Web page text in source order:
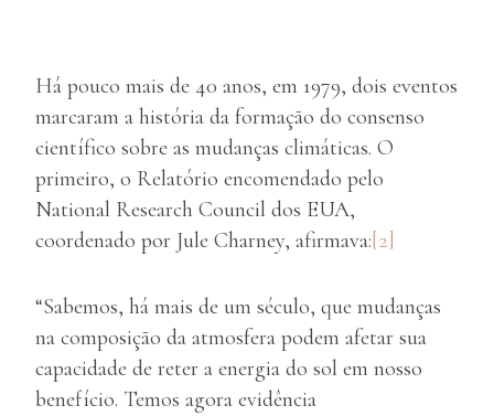
Há pouco mais de 40 anos, em 1979, dois eventos
marcaram a história da formação do consenso
científico sobre as mudanças climáticas. O
primeiro, o Relatório encomendado pelo
National Research Council dos EUA,
coordenado por Jule Charney, afirmava:[2]
“Sabemos, há mais de um século, que mudanças
na composição da atmosfera podem afetar sua
capacidade de reter a energia do sol em nosso
benefício. Temos agora evidência